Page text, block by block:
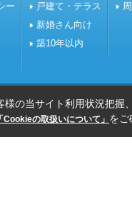
ー
戸建て・テラス
新婚さん向け
築10年以内
様の当サイト利用状況把
「Cookieの取扱いについて」 をご